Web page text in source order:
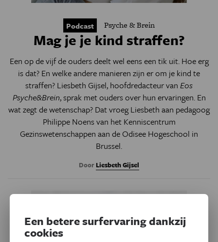
Podcast Psyche & Brein
Mag je je kind straffen?
Een op de vijf de ouders deelt wel eens een tik uit. Hoe erg
is dat? En welke andere manieren zijn er om je kind te
straffen? Liesbeth Gijsel, hoofdredacteur van Eos
Psyche&Brein, sprak met ouders over hun ervaringen. En
wat zegt de wetenschap? Dat vroeg Liesbeth aan pedagoog
Philippe Noens van het Kenniscentrum
Gezinswetenschappen aan de Odisee Hogeschool in
Brussel.
Door Liesbeth Gijsel
Een betere surfervaring dankzij
cookies